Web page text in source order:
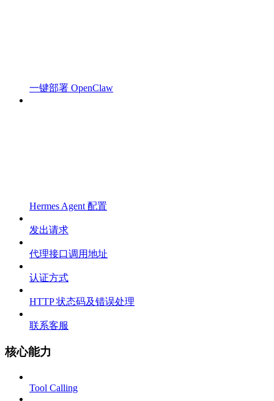
一键部署 OpenClaw
Hermes Agent 配置
发出请求
代理接口调用地址
认证方式
HTTP 状态码及错误处理
联系客服
核心能力
Tool Calling